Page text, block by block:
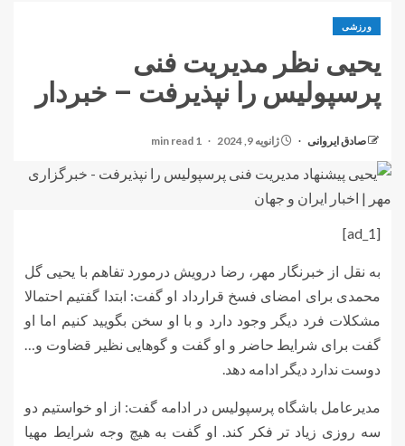
ورزشی
یحیی نظر مدیریت فنی
پرسپولیس را نپذیرفت – خبردار
صادق ایروانی ژانویه 9, 2024 1 min read
[ad_1]
به نقل از خبرنگار مهر، رضا درویش درمورد تفاهم با یحیی گل
محمدی برای امضای فسخ قرارداد او گفت: ابتدا گفتیم احتمالا
مشکلات فرد دیگر وجود دارد و با او سخن بگویید کنیم اما او
گفت برای شرایط حاضر و او گفت و گو‌هایی نظیر قضاوت و…
دوست ندارد دیگر ادامه دهد.
مدیرعامل باشگاه پرسپولیس در ادامه گفت: از او خواستیم دو
سه روزی زیاد تر فکر کند. او گفت به هیچ وجه شرایط مهیا